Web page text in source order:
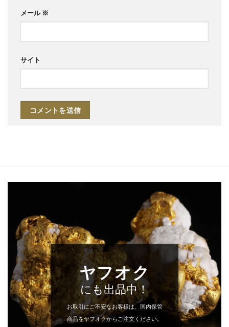
メール ※
サイト
ヤフオク
にも出品中！
お取引にご不安なお客様は、国内保管
商品をヤフオクからご注文ください。